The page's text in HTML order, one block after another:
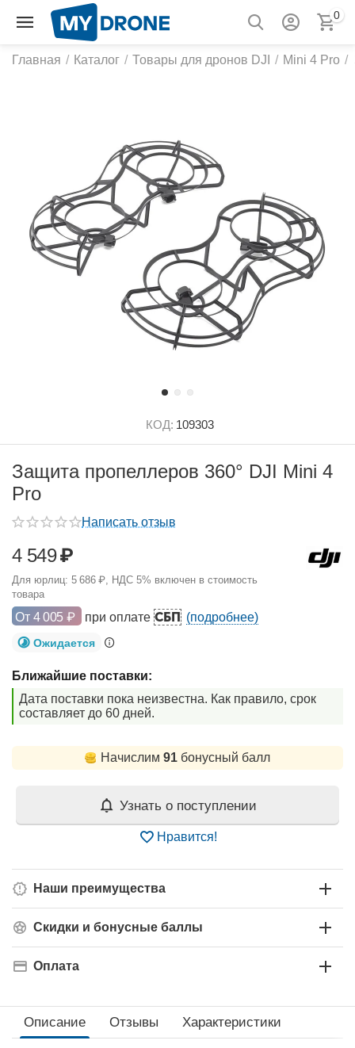
0
Главная / Каталог / Товары для дронов DJI / Mini 4 Pro /
КОД: 109303
Защита пропеллеров 360° DJI Mini 4
Pro
Написать отзыв
4 549₽
Для юрлиц: 5 686 ₽, НДС 5% включен в стоимость
товара
От 4 005 ₽ при оплате СБП (подробнее)
Ожидается
Ближайшие поставки:
Дата поставки пока неизвестна. Как правило, срок
составляет до 60 дней.
Начислим 91 бонусный балл
Узнать о поступлении
Нравится!
Наши преимущества
Скидки и бонусные баллы
Оплата
Описание Отзывы Характеристики